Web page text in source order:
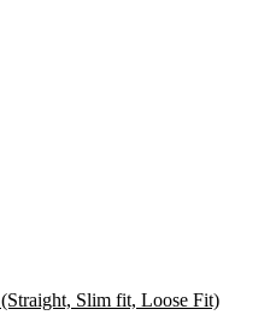
(Straight, Slim fit, Loose Fit)